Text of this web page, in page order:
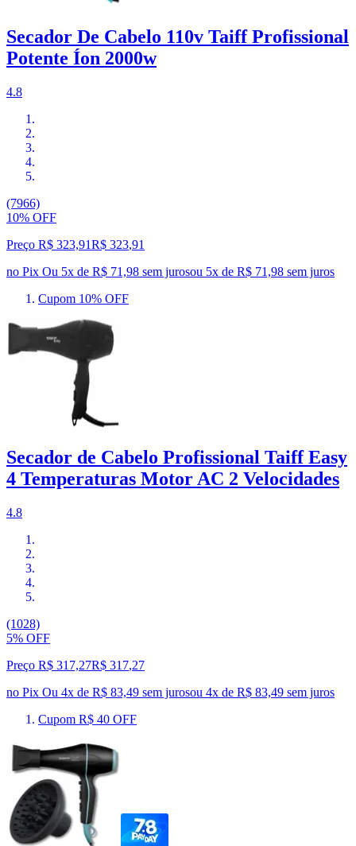
Secador De Cabelo 110v Taiff Profissional
Potente Íon 2000w
4.8
(7966)
10% OFF
Preço R$ 323,91R$ 323,91
no Pix Ou 5x de R$ 71,98 sem jurosou 5x de R$ 71,98 sem juros
Cupom 10% OFF
Secador de Cabelo Profissional Taiff Easy
4 Temperaturas Motor AC 2 Velocidades
4.8
(1028)
5% OFF
Preço R$ 317,27R$ 317,27
no Pix Ou 4x de R$ 83,49 sem jurosou 4x de R$ 83,49 sem juros
Cupom R$ 40 OFF